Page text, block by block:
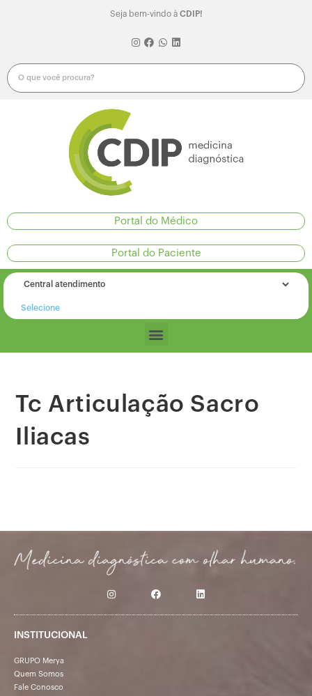
Seja bem-vindo à CDIP!
Portal do Médico
Portal do Paciente
Selecione
Tc Articulação Sacro
Iliacas
INSTITUCIONAL
GRUPO Merya
Quem Somos
Fale Conosco